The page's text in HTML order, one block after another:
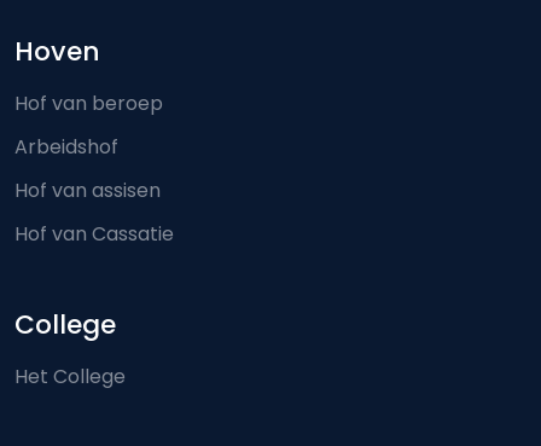
Hoven
Hof van beroep
Arbeidshof
Hof van assisen
Hof van Cassatie
College
Het College